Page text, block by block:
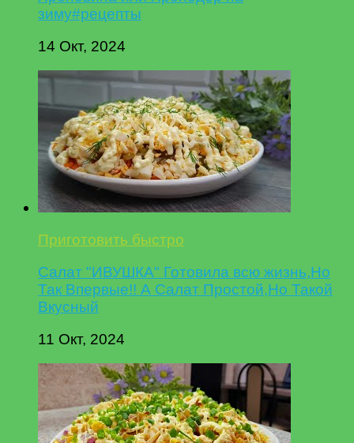
зиму#рецепты
14 Окт, 2024
Приготовить быстро
Салат "ИВУШКА" Готовила всю жизнь,Но
Так Впервые!! А Салат Простой,Но Такой
Вкусный
11 Окт, 2024